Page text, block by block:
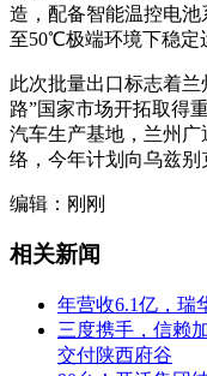
造，配备智能温控电
至50℃极端环境下稳定
此次批量出口标志着
路”国家市场开拓取得
汽车生产基地，兰州
络，今年计划向乌兹别
编辑：刚刚
相关新闻
年营收6.1亿，瑞
三度携手，信赖
交付陕西府谷